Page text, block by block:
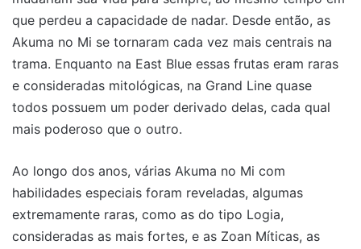
que perdeu a capacidade de nadar. Desde então, as
Akuma no Mi se tornaram cada vez mais centrais na
trama. Enquanto na East Blue essas frutas eram raras
e consideradas mitológicas, na Grand Line quase
todos possuem um poder derivado delas, cada qual
mais poderoso que o outro.
Ao longo dos anos, várias Akuma no Mi com
habilidades especiais foram reveladas, algumas
extremamente raras, como as do tipo Logia,
consideradas as mais fortes, e as Zoan Míticas, as